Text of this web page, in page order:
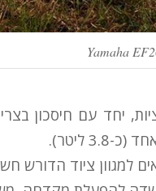
יחד עם חיסכון
למגוון ציוד הדורש